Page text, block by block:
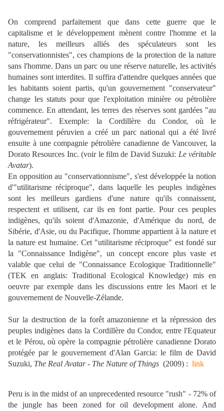
On comprend parfaitement que dans cette guerre que le
capitalisme et le développement mènent contre l'homme et la
nature, les meilleurs alliés des spéculateurs sont les
"conservationnistes", ces champions de la protection de la nature
sans l'homme. Dans un parc ou une réserve naturelle, les activités
humaines sont interdites. Il suffira d'attendre quelques années que
les habitants soient partis, qu'un gouvernement "conservateur"
change les statuts pour que l'exploitation minière ou pétrolière
commence. En attendant, les terres des réserves sont gardées "au
réfrigérateur". Exemple: la Cordillère du Condor, où le
gouvernement péruvien a créé un parc national qui a été livré
ensuite à une compagnie pétrolière canadienne de Vancouver, la
Dorato Resources Inc. (voir le film de David Suzuki: Le véritable
Avatar).
En opposition au "conservationnisme", s'est développée la notion
d'"utilitarisme réciproque", dans laquelle les peuples indigènes
sont les meilleurs gardiens d'une nature qu'ils connaissent,
respectent et utilisent, car ils en font partie. Pour ces peuples
indigènes, qu'ils soient d'Amazonie, d'Amérique du nord, de
Sibérie, d'Asie, ou du Pacifique, l'homme appartient à la nature et
la nature est humaine. Cet "utilitarisme réciproque" est fondé sur
la "Connaissance Indigène", un concept encore plus vaste et
valable que celui de "Connaissance Ecologique Traditionnelle"
(TEK en anglais: Traditional Ecological Knowledge) mis en
oeuvre par exemple dans les discussions entre les Maori et le
gouvernement de Nouvelle-Zélande.
Sur la destruction de la forêt amazonienne et la répression des
peuples indigènes dans la Cordillère du Condor, entre l'Equateur
et le Pérou, où opère la compagnie pétrolière canadienne Dorato
protégée par le gouvernement d'Alan Garcia: le film de David
Suzuki, The Real Avatar - The Nature of Things (2009) : link
Peru is in the midst of an unprecedented resource "rush" - 72% of
the jungle has been zoned for oil development alone. And